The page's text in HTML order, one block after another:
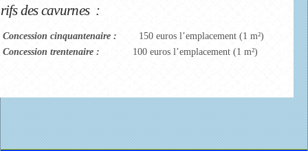
des cavurnes :
cinquantenaire : 150 euros l’emplacement (1 m²)
trentenaire : 100 euros l’emplacement (1 m²)